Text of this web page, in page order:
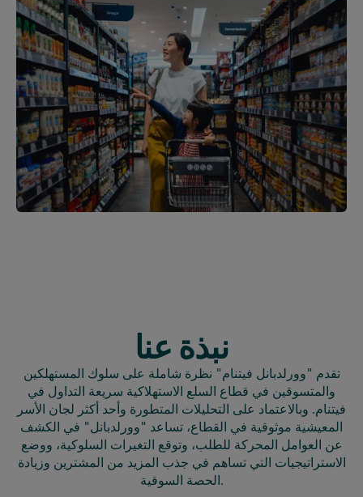
نبذة عنا
تقدم "وورلدبانل فيتنام" نظرة شاملة على سلوك المستهلكين
والمتسوقين في قطاع السلع الاستهلاكية سريعة التداول في
فيتنام. وبالاعتماد على التحليلات المتطورة وأحد أكثر لجان الأسر
المعيشية موثوقية في القطاع، تساعد "وورلدبانل" في الكشف
عن العوامل المحركة للطلب، وتوقع التغيرات السلوكية، ووضع
الاستراتيجيات التي تساهم في جذب المزيد من المشترين وزيادة
الحصة السوقية.